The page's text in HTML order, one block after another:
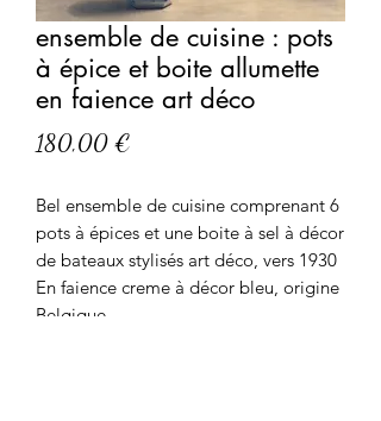
ensemble de cuisine : pots
à épice et boite allumette
en faience art déco
180,00 €
Bel ensemble de cuisine comprenant 6
pots à épices et une boite à sel à décor
de bateaux stylisés art déco, vers 1930
En faience creme à décor bleu, origine
Belgique